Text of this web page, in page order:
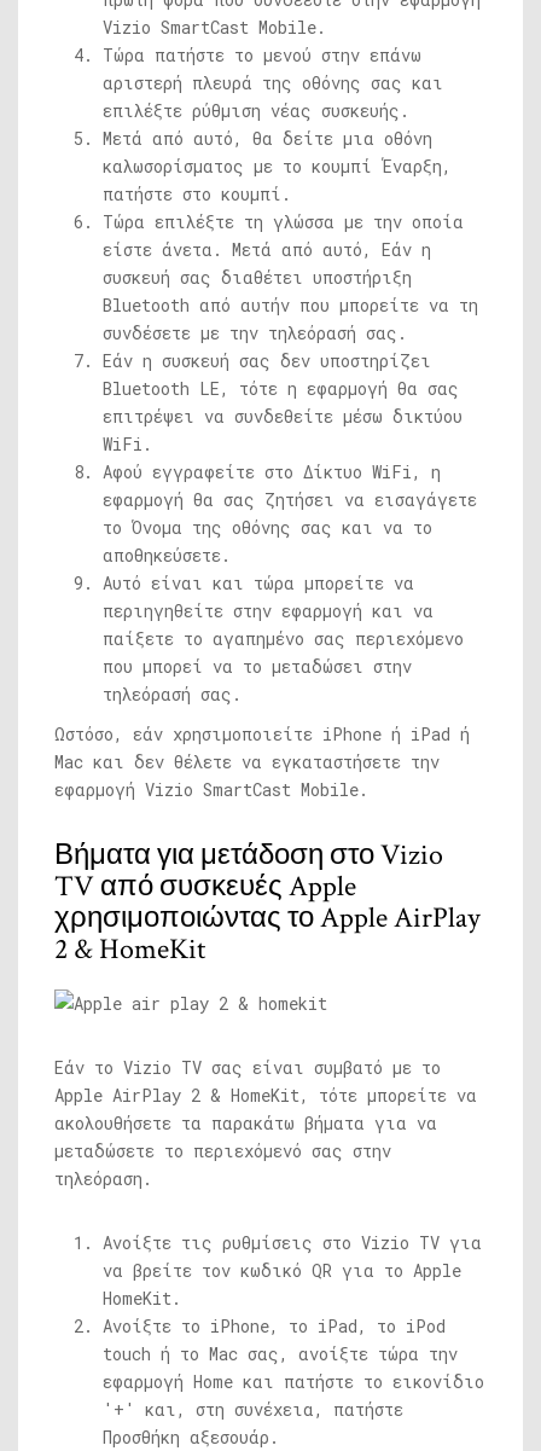
Vizio SmartCast Mobile.
Τώρα πατήστε το μενού στην επάνω
αριστερή πλευρά της οθόνης σας και
επιλέξτε ρύθμιση νέας συσκευής.
Μετά από αυτό, θα δείτε μια οθόνη
καλωσορίσματος με το κουμπί Έναρξη,
πατήστε στο κουμπί.
Τώρα επιλέξτε τη γλώσσα με την οποία
είστε άνετα. Μετά από αυτό, Εάν η
συσκευή σας διαθέτει υποστήριξη
Bluetooth από αυτήν που μπορείτε να τη
συνδέσετε με την τηλεόρασή σας.
Εάν η συσκευή σας δεν υποστηρίζει
Bluetooth LE, τότε η εφαρμογή θα σας
επιτρέψει να συνδεθείτε μέσω δικτύου
WiFi.
Αφού εγγραφείτε στο Δίκτυο WiFi, η
εφαρμογή θα σας ζητήσει να εισαγάγετε
το Όνομα της οθόνης σας και να το
αποθηκεύσετε.
Αυτό είναι και τώρα μπορείτε να
περιηγηθείτε στην εφαρμογή και να
παίξετε το αγαπημένο σας περιεχόμενο
που μπορεί να το μεταδώσει στην
τηλεόρασή σας.
Ωστόσο, εάν χρησιμοποιείτε iPhone ή iPad ή
Mac και δεν θέλετε να εγκαταστήσετε την
εφαρμογή Vizio SmartCast Mobile.
Βήματα για μετάδοση στο Vizio
TV από συσκευές Apple
χρησιμοποιώντας το Apple AirPlay
2 & HomeKit
Εάν το Vizio TV σας είναι συμβατό με το
Apple AirPlay 2 & HomeKit, τότε μπορείτε να
ακολουθήσετε τα παρακάτω βήματα για να
μεταδώσετε το περιεχόμενό σας στην
τηλεόραση.
Ανοίξτε τις ρυθμίσεις στο Vizio TV για
να βρείτε τον κωδικό QR για το Apple
HomeKit.
Ανοίξτε το iPhone, το iPad, το iPod
touch ή το Mac σας, ανοίξτε τώρα την
εφαρμογή Home και πατήστε το εικονίδιο
'+' και, στη συνέχεια, πατήστε
Προσθήκη αξεσουάρ.